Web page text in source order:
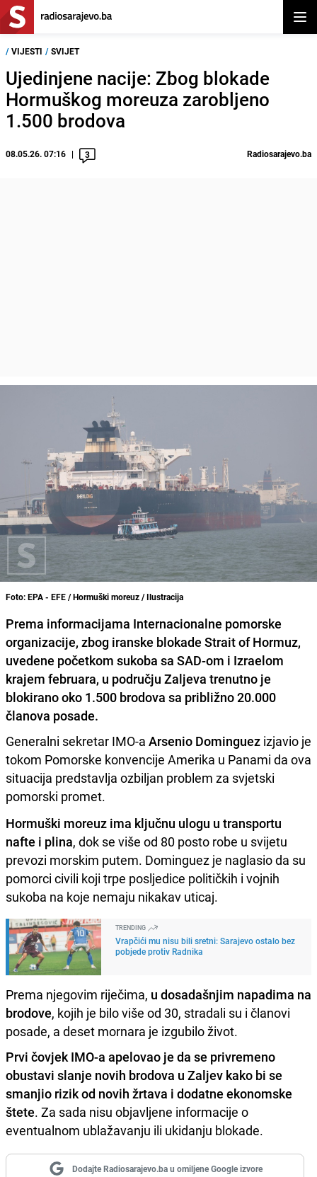
/ VIJESTI / SVIJET
Ujedinjene nacije: Zbog blokade
Hormuškog moreuza zarobljeno
1.500 brodova
08.05.26. 07:16 3 Radiosarajevo.ba
Foto: EPA - EFE / Hormuški moreuz / Ilustracija
Prema informacijama Internacionalne pomorske
organizacije, zbog iranske blokade Strait of Hormuz,
uvedene početkom sukoba sa SAD-om i Izraelom
krajem februara, u području Zaljeva trenutno je
blokirano oko 1.500 brodova sa približno 20.000
članova posade.
Generalni sekretar IMO-a Arsenio Dominguez izjavio je
tokom Pomorske konvencije Amerika u Panami da ova
situacija predstavlja ozbiljan problem za svjetski
pomorski promet.
Hormuški moreuz ima ključnu ulogu u transportu
nafte i plina, dok se više od 80 posto robe u svijetu
prevozi morskim putem. Dominguez je naglasio da su
pomorci civili koji trpe posljedice političkih i vojnih
sukoba na koje nemaju nikakav uticaj.
TRENDING
Vrapčići mu nisu bili sretni: Sarajevo ostalo bez
pobjede protiv Radnika
Prema njegovim riječima, u dosadašnjim napadima na
brodove, kojih je bilo više od 30, stradali su i članovi
posade, a deset mornara je izgubilo život.
Prvi čovjek IMO-a apelovao je da se privremeno
obustavi slanje novih brodova u Zaljev kako bi se
smanjio rizik od novih žrtava i dodatne ekonomske
štete. Za sada nisu objavljene informacije o
eventualnom ublažavanju ili ukidanju blokade.
Dodajte Radiosarajevo.ba u omiljene Google izvore